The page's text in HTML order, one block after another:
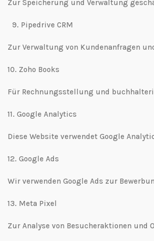
Zur Speicherung und Verwaltung
9.⁠ ⁠Pipedrive CRM
Zur Verwaltung von Kundenanfragen
10.⁠ ⁠Zoho Books
Für Rechnungsstellung und
11.⁠ ⁠Google Analytics
Diese Website verwendet Google
12.⁠ ⁠Google Ads
Wir verwenden Google Ads zur
13.⁠ ⁠Meta Pixel
Zur Analyse von Besucheraktionen